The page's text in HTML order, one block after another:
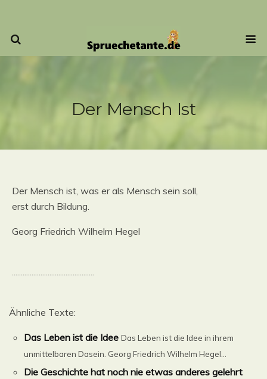
Der Mensch Ist
Der Mensch ist, was er als Mensch sein soll,
erst durch Bildung.
Georg Friedrich Wilhelm Hegel
..............................................
Ähnliche Texte:
Das Leben ist die Idee Das Leben ist die Idee in ihrem
unmittelbaren Dasein. Georg Friedrich Wilhelm Hegel...
Die Geschichte hat noch nie etwas anderes gelehrt